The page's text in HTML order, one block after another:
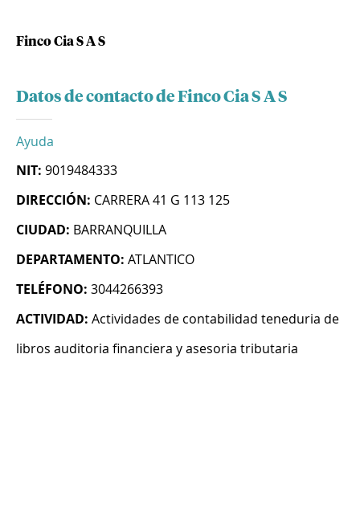
Finco Cia S A S
Datos de contacto de Finco Cia S A S
Ayuda
NIT: 9019484333
DIRECCIÓN: CARRERA 41 G 113 125
CIUDAD: BARRANQUILLA
DEPARTAMENTO: ATLANTICO
TELÉFONO: 3044266393
ACTIVIDAD: Actividades de contabilidad teneduria de
libros auditoria financiera y asesoria tributaria